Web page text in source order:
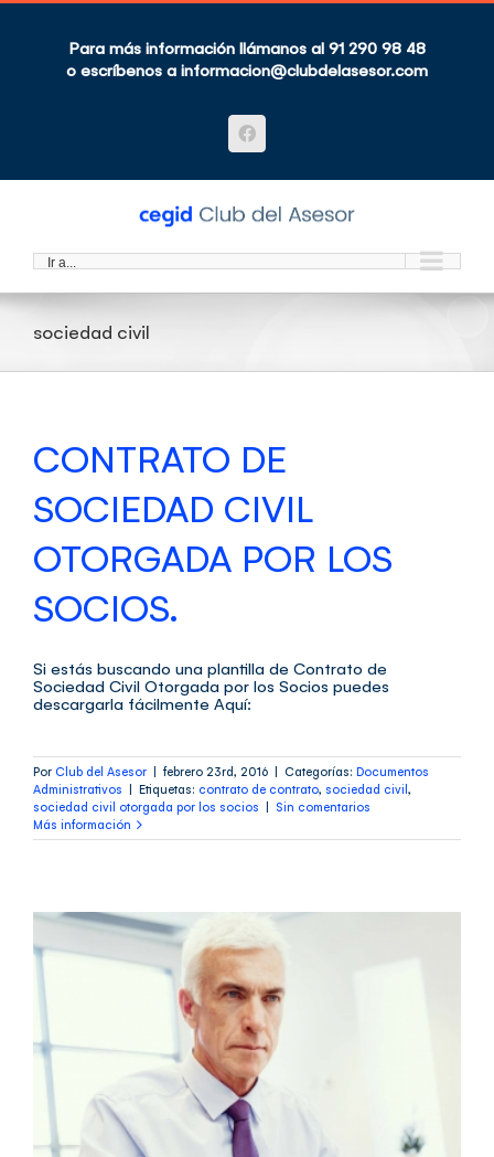
Saltar
contenidoPara más información llámanos al 91 290 98 48
o escríbenos a informacion@clubdelasesor.com
Facebook
Ir a...
sociedad civil
CONTRATO DE
SOCIEDAD CIVIL
OTORGADA POR LOS
SOCIOS.
Si estás buscando una plantilla de Contrato de
Sociedad Civil Otorgada por los Socios puedes
descargarla fácilmente Aquí:
Por Club del Asesor | febrero 23rd, 2016 | Categorías: Documentos
Administrativos | Etiquetas: contrato de contrato, sociedad civil,
sociedad civil otorgada por los socios | Sin comentarios
Más información